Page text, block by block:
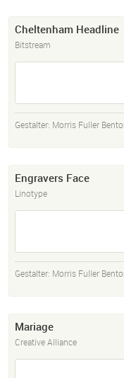
Cheltenham Headline
Bitstream
Gestalter: Morris Fuller
Engravers Face
Linotype
Gestalter: Morris Fuller
Mariage
Creative Alliance